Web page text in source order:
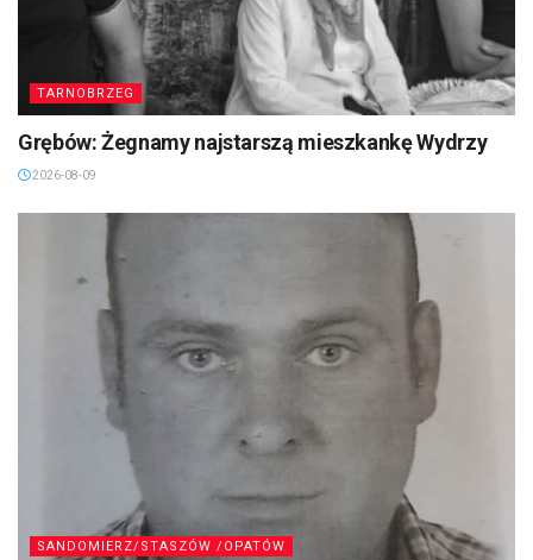
TARNOBRZEG
Grębów: Żegnamy najstarszą mieszkankę Wydrzy
2026-08-09
SANDOMIERZ/STASZÓW /OPATÓW